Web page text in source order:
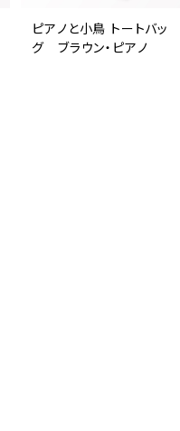
ピアノと小鳥 トートバッ
グ ブラウン・ピアノ